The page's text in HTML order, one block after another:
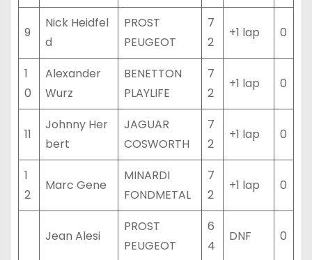
9
Nick Heidfel
d
PROST
PEUGEOT
7
2
+1 lap 0
1
0
Alexander
Wurz
BENETTON
PLAYLIFE
7
2
+1 lap 0
11
Johnny Her
bert
JAGUAR
COSWORTH
7
2
+1 lap 0
1
2
Marc Gene
MINARDI
FONDMETAL
7
2
+1 lap 0
Jean Alesi
PROST
PEUGEOT
6
4
DNF 0